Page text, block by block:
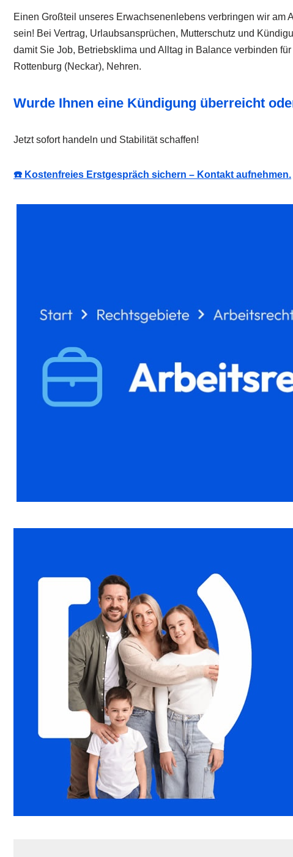
Einen Großteil unseres Erwachsenenlebens verbringen wir am
sein! Bei Vertrag, Urlaubsansprüchen, Mutterschutz und
damit Sie Job, Betriebsklima und Alltag in Balance verbinden
Rottenburg (Neckar), Nehren.
Wurde Ihnen eine Kündigung überreicht
Jetzt sofort handeln und Stabilität schaffen!
☎️ Kostenfreies Erstgespräch sichern – Kontakt aufnehmen.